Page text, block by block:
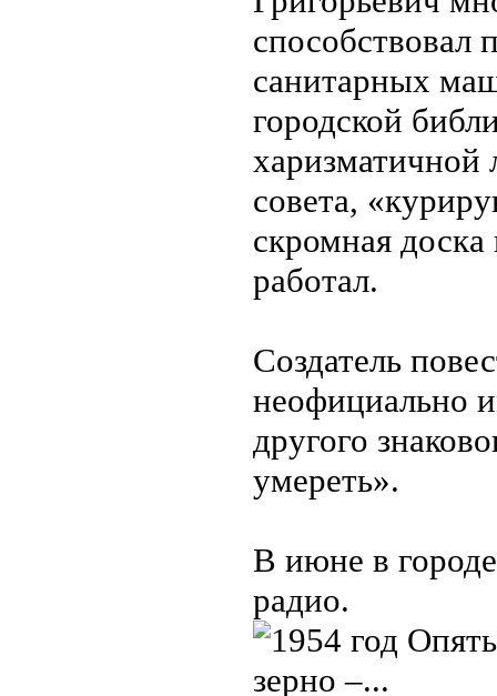
способствовал
санитарных
городской
харизматичной
совета,
скромная
работал.
Создатель
неофициально
другого
умереть».
В июне в
радио.